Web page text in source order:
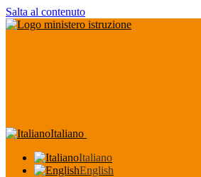
Salta al contenuto
Italiano
Italiano
English